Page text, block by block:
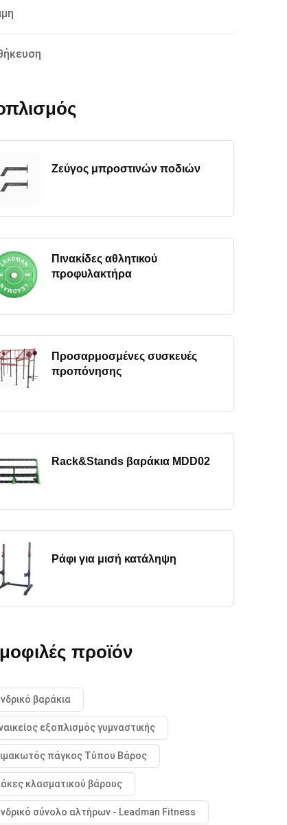
Ζεύγος μπροστινών ποδιών
Πινακίδες αθλητικού
προφυλακτήρα
Προσαρμοσμένες συσκευές
προπόνησης
Rack&Stands βαράκια MDD02
Ράφι για μισή κατάληψη
προϊόν
βαράκια
εξοπλισμός γυμναστικής
πάγκος Τύπου Βάρος
κλασματικού βάρους
σύνολο αλτήρων - Leadman Fitness